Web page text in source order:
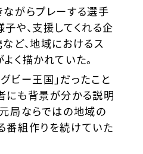
ながらプレーする選手
や、支援してくれる企
ど、地域におけるス
く描かれていた。
ビー王国」だったこと
にも背景が分かる説明
局ならではの地域の
番組作りを続けていた